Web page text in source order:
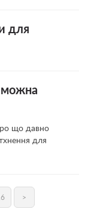
для
можна
що давно
для
>